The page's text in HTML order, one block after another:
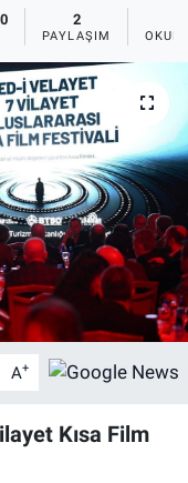
2
PAYLAŞIM
A+
Kısa Film